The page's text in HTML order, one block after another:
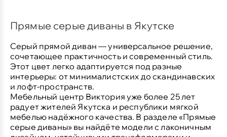
Прямые серые диваны в Якутске
Серый прямой диван — универсальное решение,
сочетающее практичность и современный стиль.
Этот цвет легко адаптируется под разные
интерьеры: от минималистских до скандинавских
и лофт-пространств.
Мебельный центр Виктория уже более 25 лет
радует жителей Якутска и республики мягкой
мебелью надёжного качества. В разделе «Прямые
серые диваны» вы найдёте модели с лаконичным